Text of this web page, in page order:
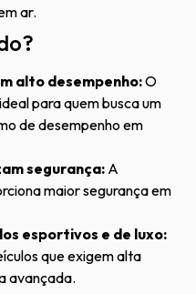
ar.
alto desempenho:O
para quem busca um
de desempenho em
segurança:A
maior segurança em
esportivos e de luxo:
que exigem alta
avançada.